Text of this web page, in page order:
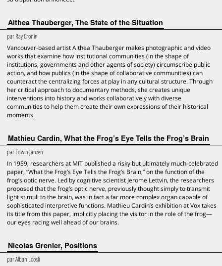
Althea Thauberger, The State of the Situation
parRay Cronin
Vancouver-based artist Althea Thauberger makes photographic and video
works that examine how institutional communities (in the shape of
institutions, governments and other agents of society) circumscribe public
action, and how publics (in the shape of collaborative communities) can
counteract the centralizing forces at play in any cultural structure. Through
her critical approach to documentary methods, she creates unique
interventions into history and works collaboratively with diverse
communities to help them create their own expressions of their historical
moments.
Mathieu Cardin, What the Frog’s Eye Tells the Frog’s Brain
parEdwin Janzen
In 1959, researchers at MIT published a risky but ultimately much-celebrated
paper, “What the Frog’s Eye Tells the Frog’s Brain,” on the function of the
frog’s optic nerve. Led by cognitive scientist Jerome Lettvin, the researchers
proposed that the frog’s optic nerve, previously thought simply to transmit
light stimuli to the brain, was in fact a far more complex organ capable of
sophisticated interpretive functions. Mathieu Cardin’s exhibition at Vox takes
its title from this paper, implicitly placing the visitor in the role of the frog—
our eyes racing well ahead of our brains.
Nicolas Grenier, Positions
parAlban Loosli